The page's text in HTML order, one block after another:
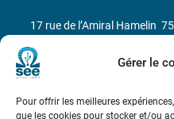
Gérer le
Pour offrir les meilleures
que les cookies pour stocker et/ou
17 rue de l’Amiral Hamelin
Métro : « Boissière » Ligne 6
Téléphone : (+33) 1 56 90 37